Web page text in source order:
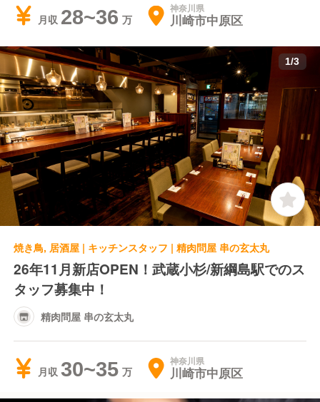
月収 28~36 神奈川県
川崎市中原区
1/3
焼き鳥, 居酒屋 | キッチンスタッフ | 精肉問屋 串の玄太丸
26年11月新店OPEN！武蔵小杉/新綱島駅でのス
タッフ募集中！
精肉問屋 串の玄太丸
月収 30~35 神奈川県
川崎市中原区